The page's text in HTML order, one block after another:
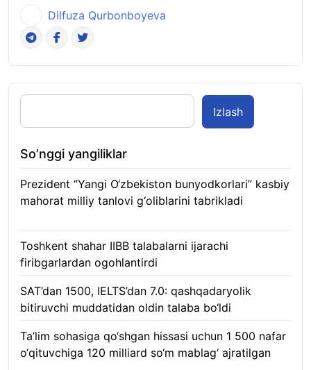
Dilfuza Qurbonboyeva
Izlash
So’nggi yangiliklar
Prezident “Yangi O‘zbekiston bunyodkorlari” kasbiy
mahorat milliy tanlovi g‘oliblarini tabrikladi
Toshkent shahar IIBB talabalarni ijarachi
firibgarlardan ogohlantirdi
SAT’dan 1500, IELTS’dan 7.0: qashqadaryolik
bitiruvchi muddatidan oldin talaba bo‘ldi
Ta’lim sohasiga qo‘shgan hissasi uchun 1 500 nafar
o‘qituvchiga 120 milliard so‘m mablag‘ ajratilgan